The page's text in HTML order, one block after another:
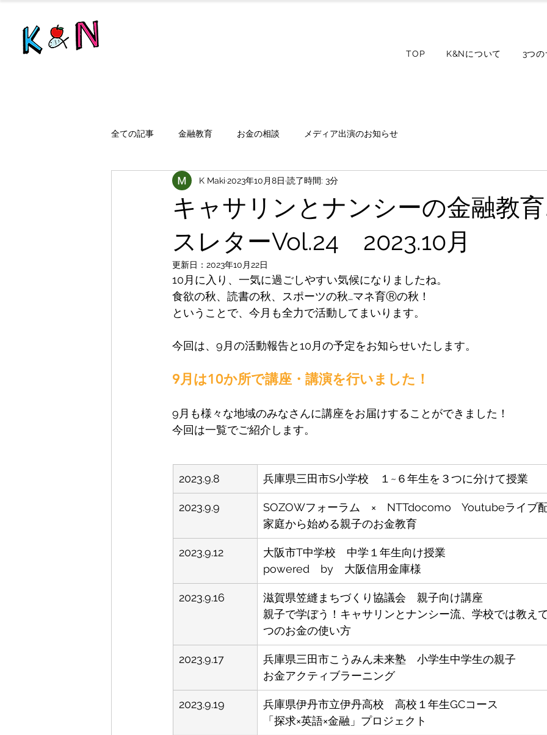
TOP K&Nについて 3つ
全ての記事 金融教育 お金の相談 メディア出演のお知らせ
キャサリンとナンシーの金融教
スレターVol.24 2023.10月
K Maki 2023年10月8日 読了時間: 3分
更新日： 2023年10月22日
10月に入り、一気に過ごしやすい気候になりましたね。
食欲の秋、読書の秋、スポーツの秋…マネ育Ⓡの秋！
ということで、今月も全力で活動してまいります。
今回は、9月の活動報告と10月の予定をお知らせいたします。
9月は10か所で講座・講演を行いました！
9月も様々な地域のみなさんに講座をお届けすることができました！
今回は一覧でご紹介します。
2023.9.8 兵庫県三田市S小学校　１~６年生を３つに分けて授業
2023.9.9
SOZOWフォーラム　×　NTTdocomo　Youtubeライブ
家庭から始める親子のお金教育
2023.9.12
大阪市T中学校　中学１年生向け授業
powered　by　大阪信用金庫様
2023.9.16
滋賀県笠縫まちづくり協議会　親子向け講座
親子で学ぼう！キャサリンとナンシー流、学校では教え
つのお金の使い方
2023.9.17
兵庫県三田市こうみん未来塾　小学生中学生の親子
お金アクティブラーニング
2023.9.19
兵庫県伊丹市立伊丹高校　高校１年生GCコース
「探求×英語×金融」プロジェクト